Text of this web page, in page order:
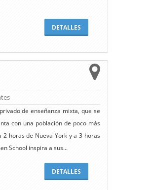
DETALLES
de enseñanza mixta, que se
con una población de poco más
horas de Nueva York y a 3 horas
School inspira a sus...
DETALLES